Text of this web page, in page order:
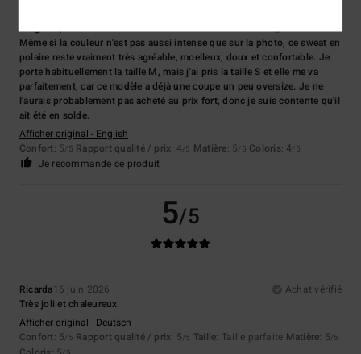
Même si la couleur n'est pas aussi intense que sur la photo, ce sweat en
polaire reste vraiment très agréable, moelleux, doux et confortable. Je
porte habituellement la taille M, mais j'ai pris la taille S et elle me va
parfaitement, car ce modèle a déjà une coupe un peu oversize. Je ne
l'aurais probablement pas acheté au prix fort, donc je suis contente qu'il
ait été en solde.
Afficher original - English
Confort: 5/5 Rapport qualité / prix: 4/5 Matière: 5/5 Coloris: 4/5
Je recommande ce produit
5/5
Ricarda16 juin 2026
Achat vérifié
Très joli et chaleureux
Afficher original - Deutsch
Confort: 5/5 Rapport qualité / prix: 5/5 Taille: Taille parfaite Matière: 5/5